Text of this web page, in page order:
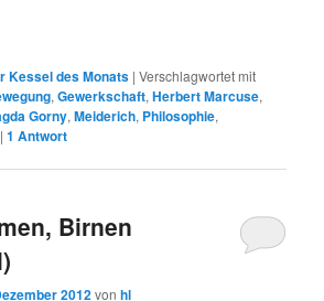
Kessel des Monats |Verschlagwortet mit
,Gewerkschaft,Herbert Marcuse,
Gorny,Meiderich, Philosophie,
|1 Antwort
Birnen
2012vonhl